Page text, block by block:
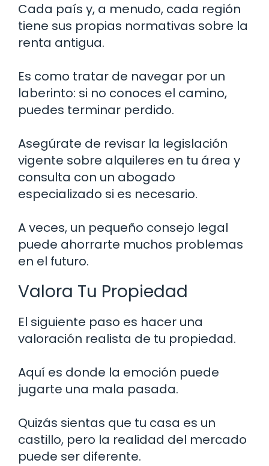
Cada país y, a menudo, cada región
tiene sus propias normativas sobre la
renta antigua.
Es como tratar de navegar por un
laberinto: si no conoces el camino,
puedes terminar perdido.
Asegúrate de revisar la legislación
vigente sobre alquileres en tu área y
consulta con un abogado
especializado si es necesario.
A veces, un pequeño consejo legal
puede ahorrarte muchos problemas
en el futuro.
Valora Tu Propiedad
El siguiente paso es hacer una
valoración realista de tu propiedad.
Aquí es donde la emoción puede
jugarte una mala pasada.
Quizás sientas que tu casa es un
castillo, pero la realidad del mercado
puede ser diferente.